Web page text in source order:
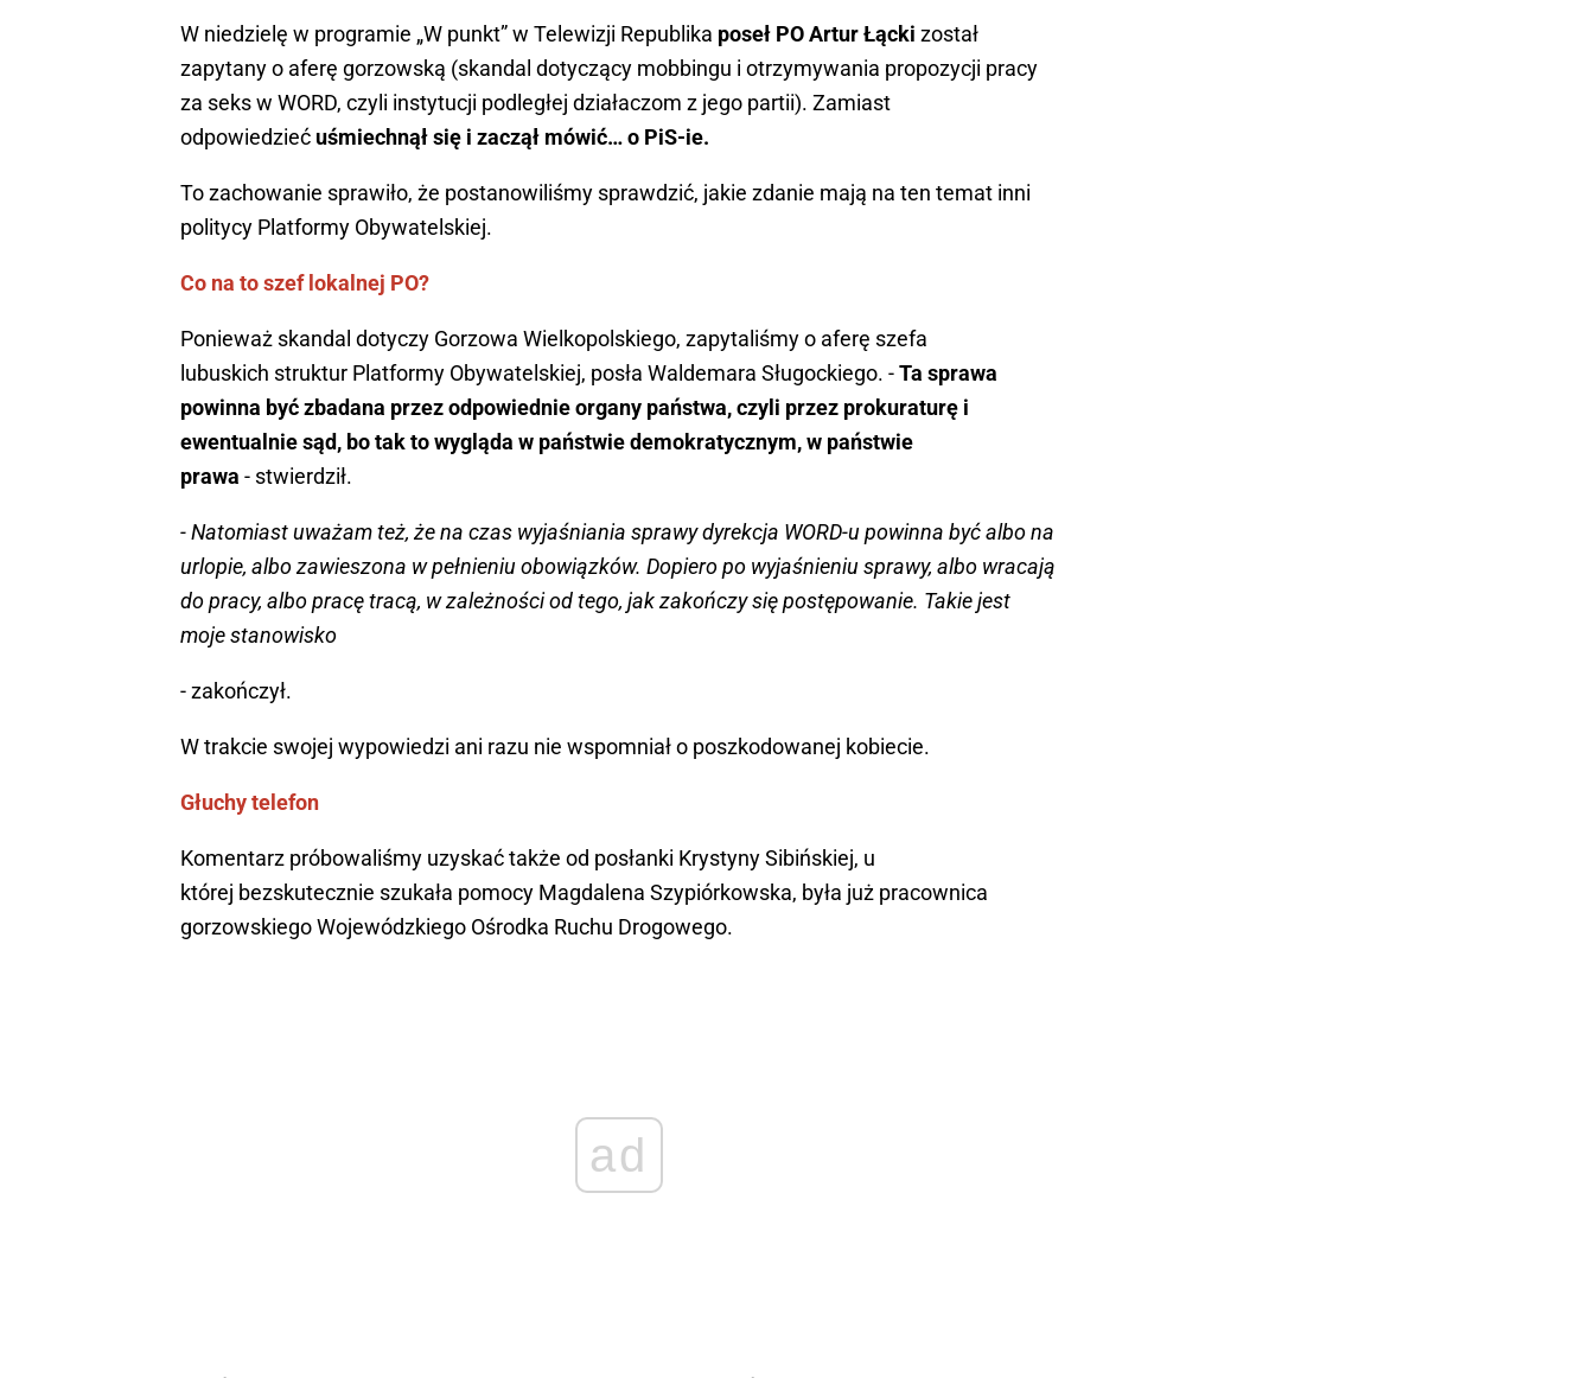
W niedzielę w programie „W punkt” w Telewizji Republika poseł PO Artur Łącki został
zapytany o aferę gorzowską (skandal dotyczący mobbingu i otrzymywania propozycji pracy
za seks w WORD, czyli instytucji podległej działaczom z jego partii). Zamiast
odpowiedzieć uśmiechnął się i zaczął mówić… o PiS-ie.
To zachowanie sprawiło, że postanowiliśmy sprawdzić, jakie zdanie mają na ten temat inni
politycy Platformy Obywatelskiej.
Co na to szef lokalnej PO?
Ponieważ skandal dotyczy Gorzowa Wielkopolskiego, zapytaliśmy o aferę szefa
lubuskich struktur Platformy Obywatelskiej, posła Waldemara Sługockiego. -Ta sprawa
powinna być zbadana przez odpowiednie organy państwa, czyli przez prokuraturę i
ewentualnie sąd, bo tak to wygląda w państwie demokratycznym, w państwie
prawa - stwierdził.
- Natomiast uważam też, że na czas wyjaśniania sprawy dyrekcja WORD-u powinna być albo na
urlopie, albo zawieszona w pełnieniu obowiązków. Dopiero po wyjaśnieniu sprawy, albo wracają
do pracy, albo pracę tracą, w zależności od tego, jak zakończy się postępowanie. Takie jest
moje stanowisko
- zakończył.
W trakcie swojej wypowiedzi ani razu nie wspomniał o poszkodowanej kobiecie.
Głuchy telefon
Komentarz próbowaliśmy uzyskać także od posłanki Krystyny Sibińskiej, u
której bezskutecznie szukała pomocy Magdalena Szypiórkowska, była już pracownica
gorzowskiego Wojewódzkiego Ośrodka Ruchu Drogowego.
ad